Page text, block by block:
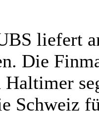
liefert
Die
Schweiz